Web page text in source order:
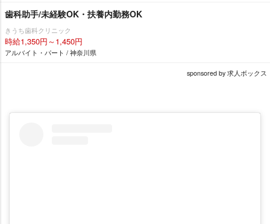
歯科助手/未経験OK・扶養内勤務OK
きうち歯科クリニック
時給1,350円～1,450円
アルバイト・パート / 神奈川県
sponsored by 求人ボックス